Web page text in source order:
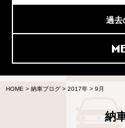
過去
HOME > 納車ブログ > 2017年 > 9月
納